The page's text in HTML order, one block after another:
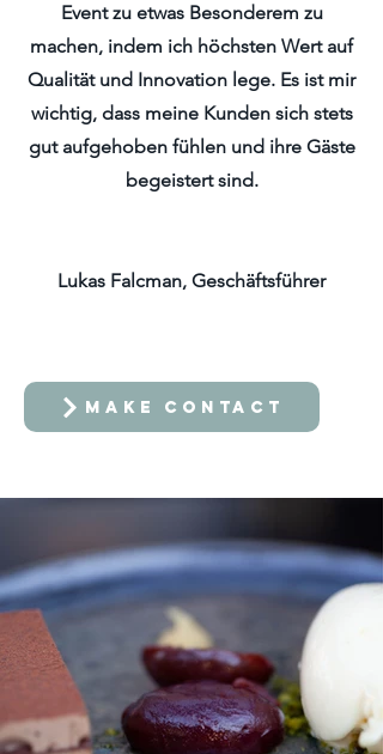
Event zu etwas Besonderem zu
machen, indem ich höchsten Wert auf
Qualität und Innovation lege. Es ist mir
wichtig, dass meine Kunden sich stets
gut aufgehoben fühlen und ihre Gäste
begeistert sind.
Lukas Falcman, Geschäftsführer
MAKE CONTACT